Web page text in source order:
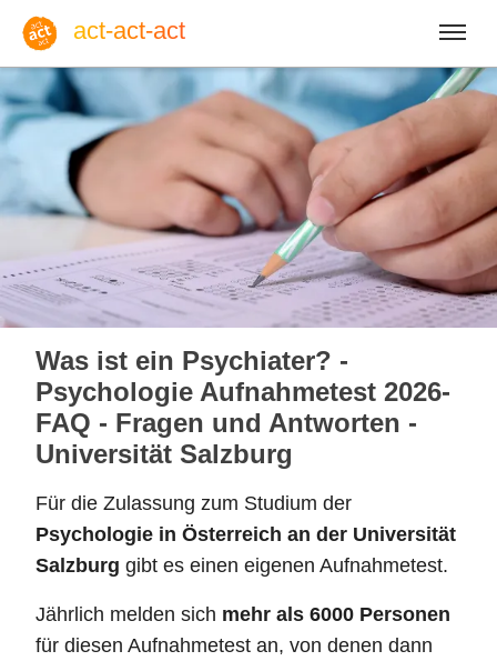
act-act-act
Anmelden
Blog
So, 09. August 2026 |
Englisch Deutsch
Was ist ein Psychiater? -
Psychologie Aufnahmetest 2026-
FAQ - Fragen und Antworten -
Universität Salzburg
Für die Zulassung zum Studium der
Psychologie in Österreich an der Universität
Salzburg gibt es einen eigenen Aufnahmetest.
Jährlich melden sich mehr als 6000 Personen
für diesen Aufnahmetest an, von denen dann